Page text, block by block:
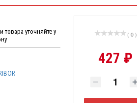
( 0 )
427 ₽
товара уточняйте у